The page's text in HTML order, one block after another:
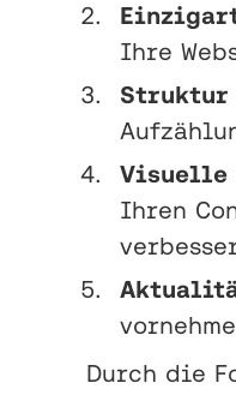
Ihre
Struktur
Visuelle
Ihren
Durch die